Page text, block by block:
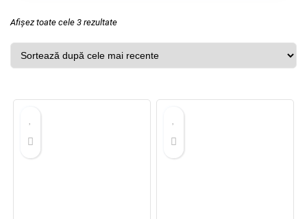
Afișez toate cele 3 rezultateSortat
mai
recente